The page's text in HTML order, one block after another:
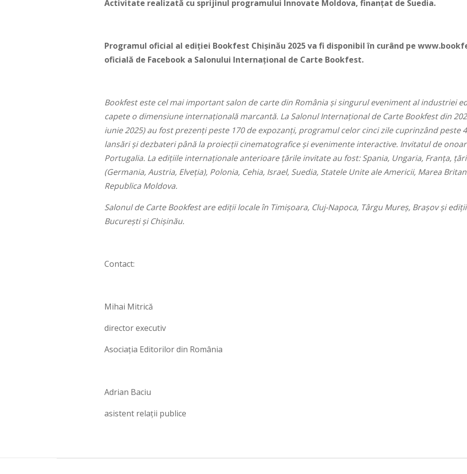
Activitate realizată cu sprijinul programului Innovate Moldova, finanțat de Suedia.
Programul oficial al ediției Bookfest Chișinău 2025 va fi disponibil în curând pe
oficială de Facebook a Salonului Internațional de Carte Bookfest.
Bookfest este cel mai important salon de carte din România și singurul eveniment al industriei
capete o dimensiune internațională marcantă. La Salonul Internațional de Carte Bookfest din
iunie 2025) au fost prezenți peste 170 de expozanți, programul celor cinci zile cuprinzând peste
lansări și dezbateri până la proiecții cinematografice și evenimente interactive. Invitatul de
Portugalia. La edițiile internaționale anterioare țările invitate au fost: Spania, Ungaria, Franța,
(Germania, Austria, Elveția), Polonia, Cehia, Israel, Suedia, Statele Unite ale Americii, Marea
Republica Moldova.
Salonul de Carte Bookfest are ediții locale în Timișoara, Cluj-Napoca, Târgu Mureș, Brașov și
București și Chișinău.
Contact:
Mihai Mitrică
director executiv
Asociația Editorilor din România
Adrian Baciu
asistent relații publice